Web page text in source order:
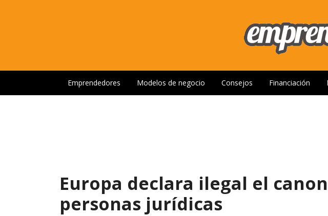
Emprendedores Modelos de negocio Consejos Financiación
Europa declara ilegal el
personas jurídicas